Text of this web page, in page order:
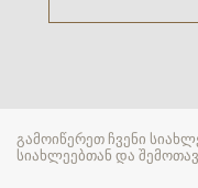
გამოიწერეთ ჩვენი
სიახლეებთან და